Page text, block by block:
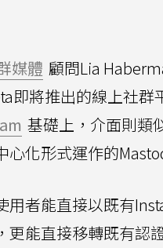
媒體 顧問Lia
即將推出的線上社群
基礎上，介面則類
心化形式運作的
用者能直接以既有
更能直接移轉既有認